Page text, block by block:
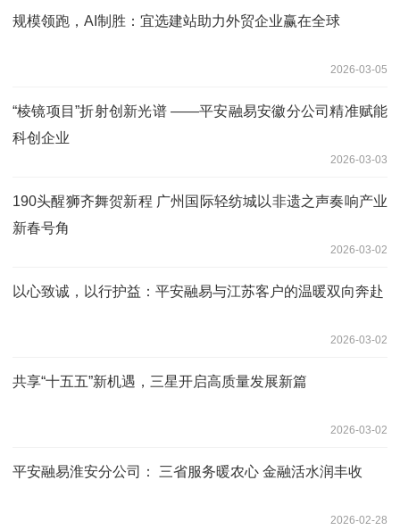
规模领跑，AI制胜：宜选建站助力外贸企业赢在全球
2026-03-05
“棱镜项目”折射创新光谱 ——平安融易安徽分公司精准赋能
科创企业
2026-03-03
190头醒狮齐舞贺新程 广州国际轻纺城以非遗之声奏响产业
新春号角
2026-03-02
以心致诚，以行护益：平安融易与江苏客户的温暖双向奔赴
2026-03-02
共享“十五五”新机遇，三星开启高质量发展新篇
2026-03-02
平安融易淮安分公司： 三省服务暖农心 金融活水润丰收
2026-02-28